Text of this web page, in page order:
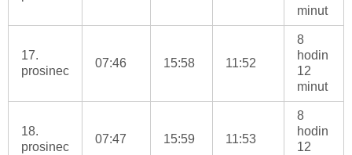
minut
17.
prosinec
07:46 15:58 11:52
8
hodin
12
minut
18.
prosinec
07:47 15:59 11:53
8
hodin
12